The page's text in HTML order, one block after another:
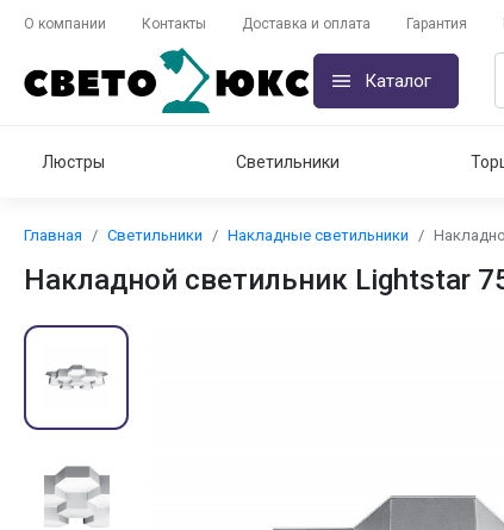
О компании Контакты Доставка и оплата Гарантия
Каталог
Люстры Светильники
Главная Светильники Накладные светильники
Накладной светильник Lightstar